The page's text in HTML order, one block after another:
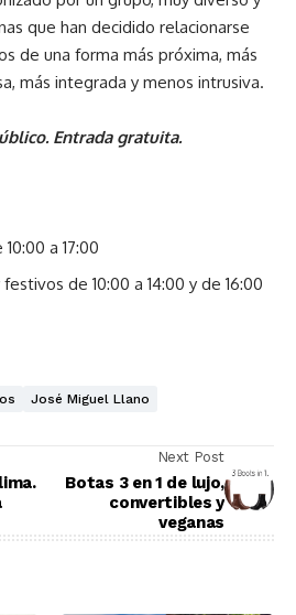
que han decidido relacionarse
de una forma más próxima, más
más integrada y menos intrusiva.
Entrada gratuita.
a 17:00
de 10:00 a 14:00 y de 16:00
José Miguel Llano
Next Post
Botas 3 en 1 de lujo,
convertibles y
veganas